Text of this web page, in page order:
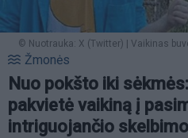
© Nuotrauka: X (Twitter) | Vaikinas
Žmonės
Nuo pokšto iki
pakvietė vaikiną į
intriguojančio skelbimo